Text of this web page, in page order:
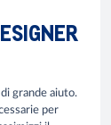
grande aiuto.
per